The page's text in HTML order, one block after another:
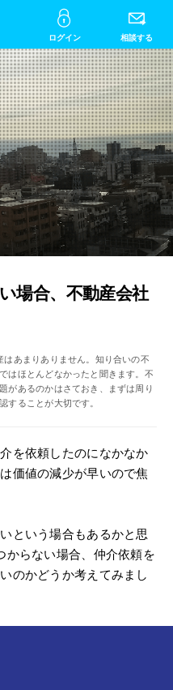
ログイン 相談する
場合、不動産会社
あまりありません。知り合いの不
はほとんどなかったと聞きます。不
があるのかはさておき、まずは周り
することが大切です。
を依頼したのになかなか
価値の減少が早いので焦
という場合もあるかと思
からない場合、仲介依頼を
のかどうか考えてみまし